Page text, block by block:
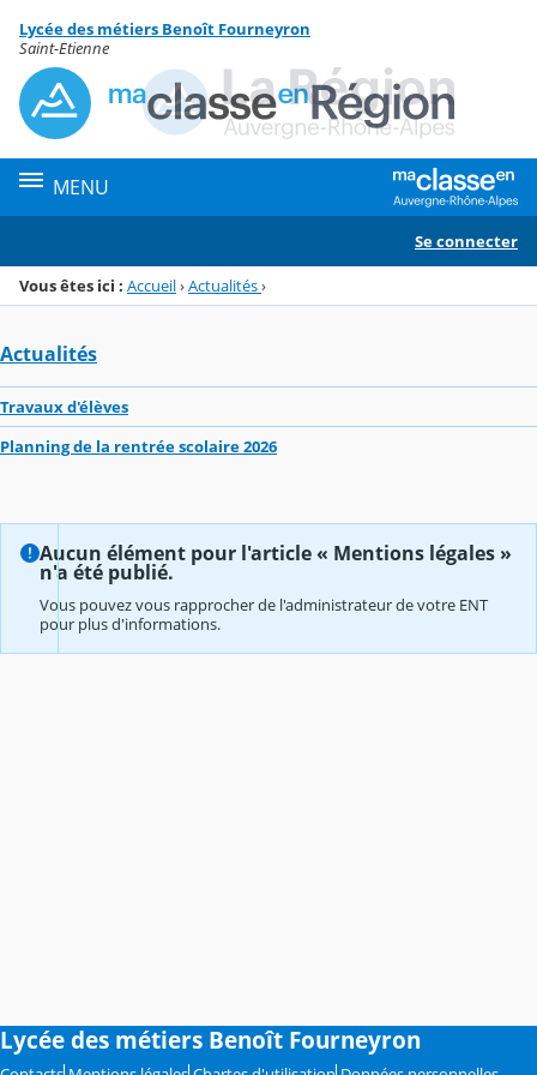
Menu de la rubrique
Contenu
Lycée des métiers Benoît Fourneyron
Saint-Etienne
MENU
Se connecter
Vous êtes ici : Accueil›Actualités›
Actualités
Travaux d'élèves
Planning de la rentrée scolaire 2026
Aucun élément pour l'article « Mentions légales »
n'a été publié.
Vous pouvez vous rapprocher de l'administrateur de votre ENT
pour plus d'informations.
Lycée des métiers Benoît Fourneyron